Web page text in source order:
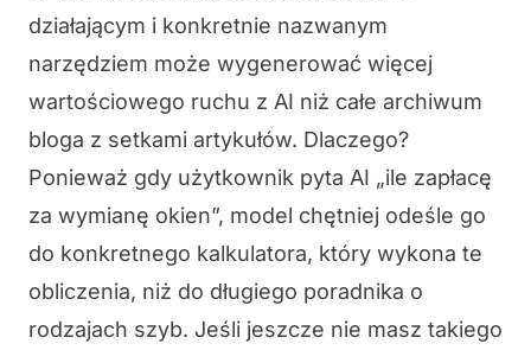
działającym i konkretnie nazwanym
narzędziem może wygenerować więcej
wartościowego ruchu z AI niż całe archiwum
bloga z setkami artykułów. Dlaczego?
Ponieważ gdy użytkownik pyta AI „ile zapłacę
za wymianę okien”, model chętniej odeśle go
do konkretnego kalkulatora, który wykona te
obliczenia, niż do długiego poradnika o
rodzajach szyb. Jeśli jeszcze nie masz takiego